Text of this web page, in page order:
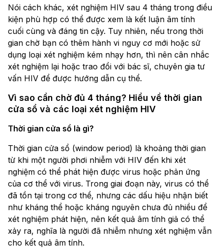
Nói cách khác, xét nghiệm HIV sau 4 tháng trong điều
kiện phù hợp có thể được xem là kết luận âm tính
cuối cùng và đáng tin cậy. Tuy nhiên, nếu trong thời
gian chờ bạn có thêm hành vi nguy cơ mới hoặc sử
dụng loại xét nghiệm kém nhạy hơn, thì nên cân nhắc
xét nghiệm lại hoặc trao đổi với bác sĩ, chuyên gia tư
vấn HIV để được hướng dẫn cụ thể.
Vì sao cần chờ đủ 4 tháng? Hiểu về thời gian
cửa sổ và các loại xét nghiệm HIV
Thời gian cửa sổ là gì?
Thời gian cửa sổ (window period) là khoảng thời gian
từ khi một người phơi nhiễm với HIV đến khi xét
nghiệm có thể phát hiện được virus hoặc phản ứng
của cơ thể với virus. Trong giai đoạn này, virus có thể
đã tồn tại trong cơ thể, nhưng các dấu hiệu nhận biết
như kháng thể hoặc kháng nguyên chưa đủ nhiều để
xét nghiệm phát hiện, nên kết quả âm tính giả có thể
xảy ra, nghĩa là người đã nhiễm nhưng xét nghiệm vẫn
cho kết quả âm tính.